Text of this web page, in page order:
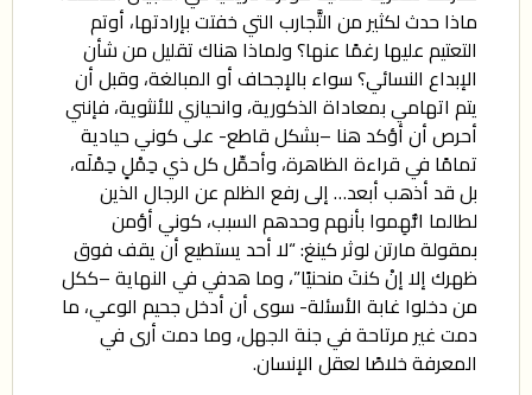
ماذا حدث لكثير من التَّجارب التي خفتت بإرادتها، أوتم
التعتيم عليها رغمًا عنها؟ ولماذا هناك تقليل من شأن
الإبداع النسائي؟ سواء بالإجحاف أو المبالغة، وقبل أن
يتم اتهامي بمعاداة الذكورية، وانحيازي للأنثوية، فإنني
أحرص أن أؤكد هنا –بشكل قاطع- على كوني حيادية
تمامًا في قراءة الظاهرة، وأحمِّل كل ذي حِمْلٍ حِمْلَه،
بل قد أذهب أبعد… إلى رفع الظلم عن الرجال الذين
لطالما اتُّهِموا بأنهم وحدهم السبب، كوني أؤمن
بمقولة مارتن لوثر كينغ: “لا أحد يستطيع أن يقف فوق
ظهرك إلا إنْ كنتَ منحنيًا”، وما هدفي في النهاية –ككل
من دخلوا غابة الأسئلة- سوى أن أدخل جحيم الوعي، ما
دمت غير مرتاحة في جنة الجهل، وما دمت أرى في
المعرفة خلاصًا لعقل الإنسان.